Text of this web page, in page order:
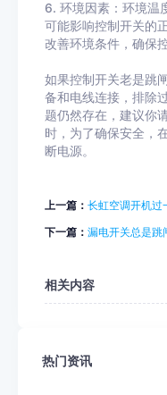
6. 环境因素：环境温
可能影响控制开关的
改善环境条件，确保
如果控制开关老是跳
备和电线连接，排除
题仍然存在，建议你
时，为了确保安全，
断电源。
上一篇： 长虹空调开机过
下一篇： 漏电开关总是跳
相关内容
热门资讯